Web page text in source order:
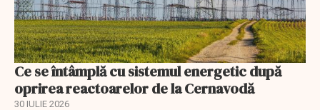
Ce se întâmplă cu sistemul energetic după
oprirea reactoarelor de la Cernavodă
30 IULIE 2026